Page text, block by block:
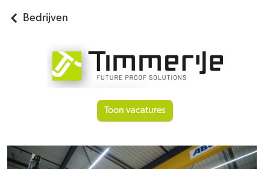
Bedrijven
Toon vacatures